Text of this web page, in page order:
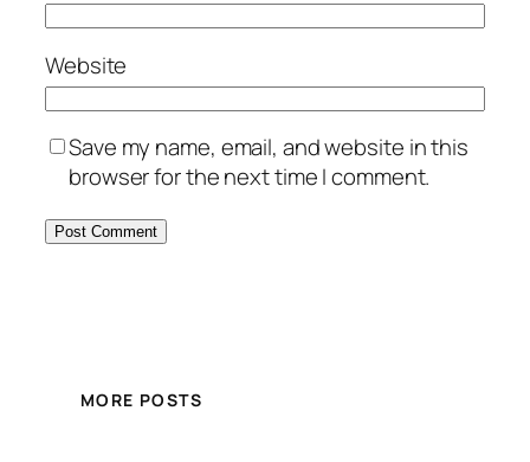
Website
Save my name, email, and website in this
browser for the next time I comment.
MORE POSTS